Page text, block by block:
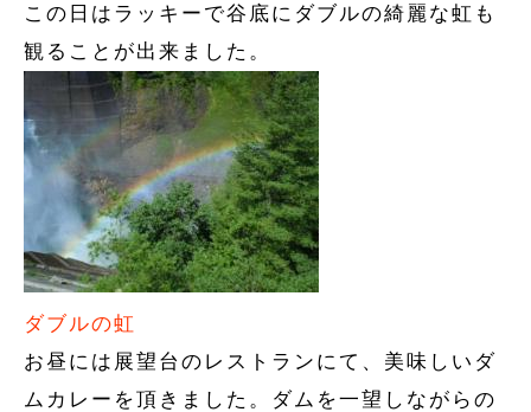
この日はラッキーで谷底にダブルの綺麗な虹も
観ることが出来ました。
ダブルの虹
お昼には展望台のレストランにて、美味しいダ
ムカレーを頂きました。ダムを一望しながらの